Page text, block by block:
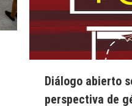
Diálogo abierto
perspectiva de